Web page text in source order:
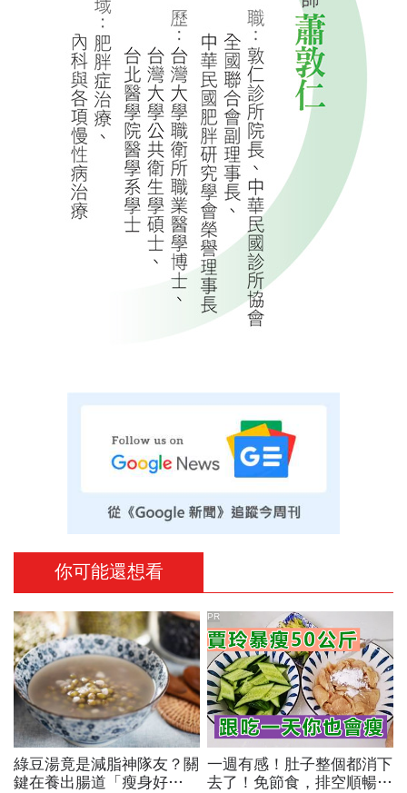
你可能還想看
綠豆湯竟是減脂神隊友？關
鍵在養出腸道「瘦身好
一週有感！肚子整個都消下
去了！免節食，排空順暢就
PR